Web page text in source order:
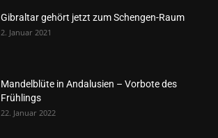
Gibraltar gehört jetzt zum Schengen-Raum
2. Januar 2021
Mandelblüte in Andalusien – Vorbote des
Frühlings
22. Januar 2022